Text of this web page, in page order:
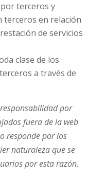
terceros y
terceros en relación
de servicios
clase de los
a través de
por
fuera de la web
responde por los
naturaleza que se
por esta razón.